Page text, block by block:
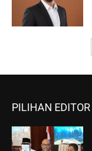
PILIHAN EDITOR